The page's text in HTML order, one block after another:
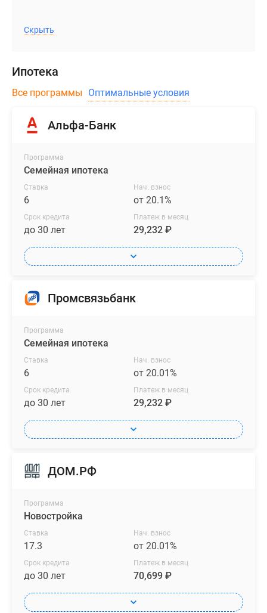
Скрыть
Ипотека
Все программы Оптимальные условия
Альфа-Банк
Программа
Семейная ипотека
Ставка
6
Нач. взнос
от 20.1%
Срок кредита
до 30 лет
Платеж в месяц
29,232 ₽
Промсвязьбанк
Программа
Семейная ипотека
Ставка
6
Нач. взнос
от 20.01%
Срок кредита
до 30 лет
Платеж в месяц
29,232 ₽
ДОМ.РФ
Программа
Новостройка
Ставка
17.3
Нач. взнос
от 20.01%
Срок кредита
до 30 лет
Платеж в месяц
70,699 ₽